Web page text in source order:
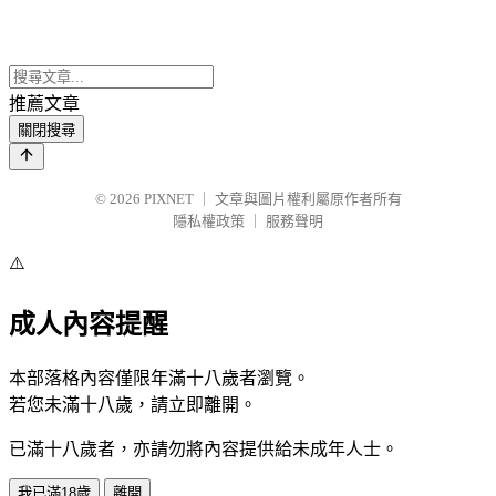
推薦文章
關閉搜尋
© 2026 PIXNET
文章與圖片權利屬原作者所有
隱私權政策
服務聲明
⚠️
成人內容提醒
本部落格內容僅限年滿十八歲者瀏覽。
若您未滿十八歲，請立即離開。
已滿十八歲者，亦請勿將內容提供給未成年人士。